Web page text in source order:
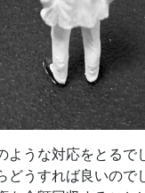
うな対応をとるで
うすれば良いので